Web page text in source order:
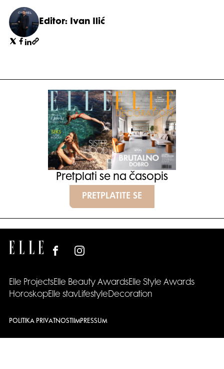
Editor: Ivan Ilić
Pretplati se na časopis
PRETPLATITE SE
Elle ProjectsElle Beauty AwardsElle Style Awards
HoroskopElle stavLifestyleDecoration
POLITIKA PRIVATNOSTI IMPRESSUM